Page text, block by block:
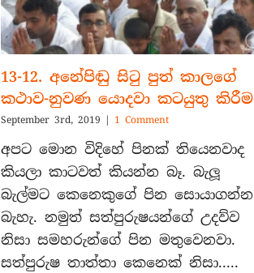
13-12. අනේපිඬු සිටු පුත් කාලගේ
කථාව-නුවණ යොදවා කටයුතු කිරීම
September 3rd, 2019 | 1 Comment
අපට මොන විදිහේ පිනක් තියෙනවාද
කියලා කාටවත් කියන්න බෑ. බැලූ
බැල්මට කෙනෙකුගේ පින සොයාගන්න
බැහැ. නමුත් සත්පුරුෂයන්ගේ උදව්ව
නිසා සමහරුන්ගේ පින මතුවෙනවා.
සත්පුරුෂ තාත්තා කෙනෙක් නිසා.....